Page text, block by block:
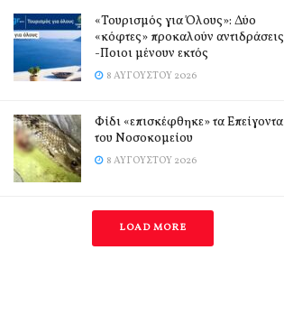
«Τουρισμός για Όλους»: Δύο
«κόφτες» προκαλούν αντιδράσεις
-Ποιοι μένουν εκτός
8 ΑΥΓΟΎΣΤΟΥ 2026
Φίδι «επισκέφθηκε» τα Επείγοντα
του Νοσοκομείου
8 ΑΥΓΟΎΣΤΟΥ 2026
LOAD MORE